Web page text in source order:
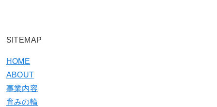
SITEMAP
HOME
ABOUT
事業内容
育みの輪